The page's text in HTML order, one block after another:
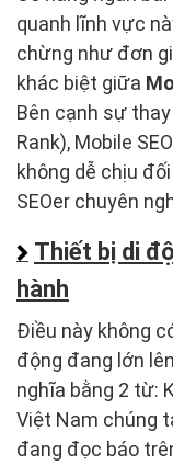
quanh lĩnh vực
chừng như đơn
khác biệt giữa
Bên cạnh sự
Rank), Mobile
không dễ chịu
SEOer chuyên
Thiết bị di
hành
Điều này không
động đang lớn
nghĩa bằng 2 từ:
Việt Nam chúng
đang đọc báo